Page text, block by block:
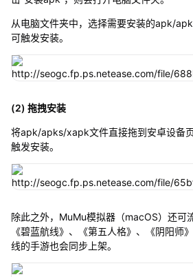
从电脑文件夹中，选择需要安装的apk/
可触发安装。
(2) 拖拽安装
将apk/apks/xapk文件直接拖到安卓设备
触发安装。
除此之外，MuMu模拟器（macOS）还可
《碧蓝航线》、《第五人格》、《阴阳师
线的手游也会同步上架。